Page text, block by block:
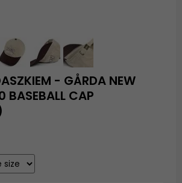
- GÅRDA NEW
CAP